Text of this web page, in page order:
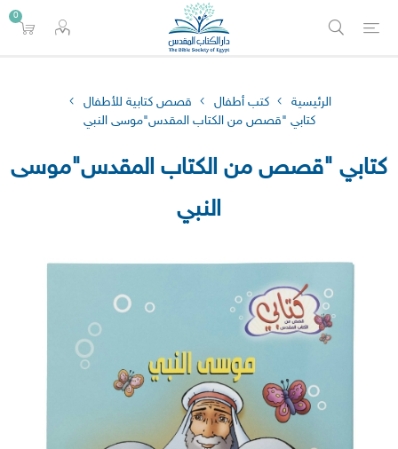
0
الرئيسية كتب أطفال
قصص كتابية للأطفال
كتابي "قصص من الكتاب المقدس"موسى النبي
كتابي "قصص من الكتاب المقدس"موسى
النبي